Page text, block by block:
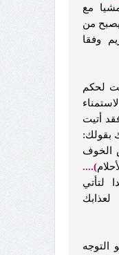
مع
من
وفقا
لحكم
أتيت
بقولك:
الخوف
)....
لتأتي
لعذابك
التوجه